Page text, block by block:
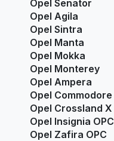
Opel Senator
Opel Agila
Opel Sintra
Opel Manta
Opel Mokka
Opel Monterey
Opel Ampera
Opel Commodore
Opel Crossland X
Opel Insignia OPC
Opel Zafira OPC